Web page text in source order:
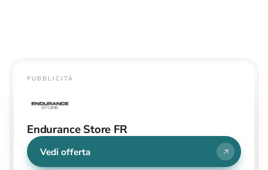
PUBBLICITÀ
Endurance Store FR
Vedi offerta